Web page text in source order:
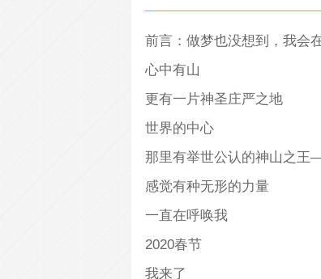
前言：做梦也没想到，我会
心中有山
更有一片神圣庄严之地
世界的中心
那里有举世公认的神山之
感觉有种无形的力量
一直在呼唤我
2020春节
我来了